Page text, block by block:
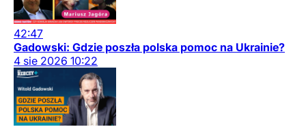
42:47
Gadowski: Gdzie poszła polska pomoc na Ukrainie?
4 sie 2026 10:22